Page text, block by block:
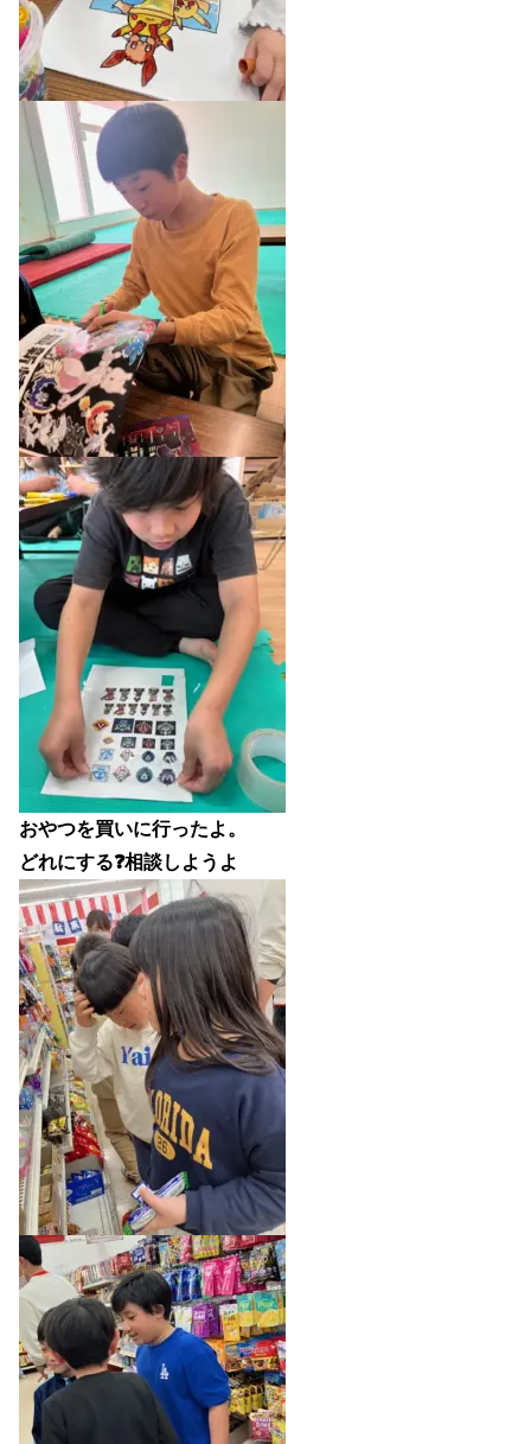
おやつを買いに行ったよ。
どれにする❓相談しようよ